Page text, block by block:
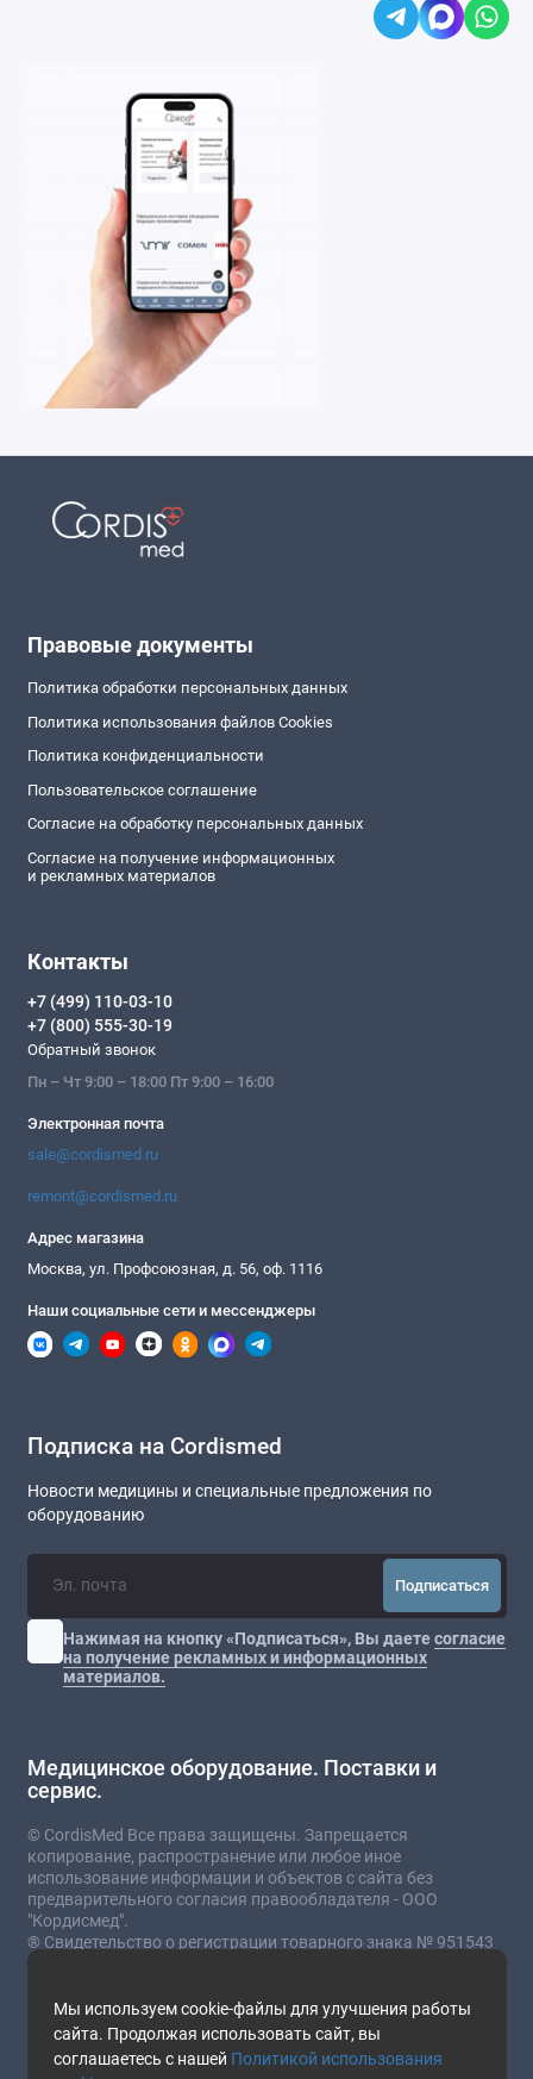
Мы используем cookie-файлы для улучшения работы
сайта. Продолжая использовать сайт, вы
соглашаетесь с нашей Политикой использования
Правовые документы
Политика обработки персональных данных
Политика использования файлов Cookies
Политика конфиденциальности
Пользовательское соглашение
Согласие на обработку персональных данных
Согласие на получение информационных
и рекламных материалов
Контакты
+7 (499) 110-03-10
+7 (800) 555-30-19
Обратный звонок
Пн – Чт 9:00 – 18:00 Пт 9:00 – 16:00
Электронная почта
sale@cordismed.ru
remont@cordismed.ru
Адрес магазина
Москва, ул. Профсоюзная, д. 56, оф. 1116
Наши социальные сети и мессенджеры
Подписка на Cordismed
Новости медицины и специальные предложения по
оборудованию
Подписаться
Нажимая на кнопку «Подписаться», Вы даетесогласие
на получение рекламных и информационных
материалов.
Медицинское оборудование. Поставки и
сервис.
© CordisMed Все права защищены. Запрещается
копирование, распространение или любое иное
использование информации и объектов с сайта без
предварительного согласия правообладателя - ООО
"Кордисмед".
® Свидетельство о регистрации товарного знака № 951543
от 03.07.2023
* Сайт носит информационный характер и не
является публичной офертой.
Стоимость товаров и услуг зависит от комплектации,